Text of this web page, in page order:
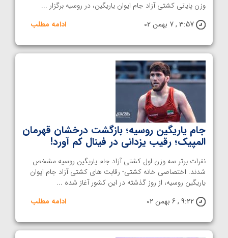
وزن پایانی کشتی آزاد جام ایوان یاریگین، در روسیه برگزار ...
3:57 , 7 بهمن 02
ادامه مطلب
جام یاریگین روسیه؛ بازگشت درخشان قهرمان
المپیک؛ رقیب یزدانی در فینال کم آورد!
نفرات برتر سه وزن اول کشتی آزاد جام یاریگین روسیه مشخص
شدند. اختصاصی خانه کشتی- رقابت های کشتی آزاد جام ایوان
یاریگین روسیه، از روز گذشته در این کشور آغاز شده ...
9:22 , 6 بهمن 02
ادامه مطلب